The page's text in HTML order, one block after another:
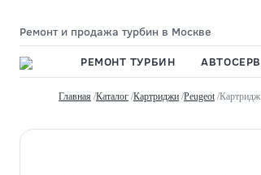
Ремонт и продажа турбин в Москве
РЕМОНТ ТУРБИН
Главная /Каталог /Картриджи /Peugeot/Картридж